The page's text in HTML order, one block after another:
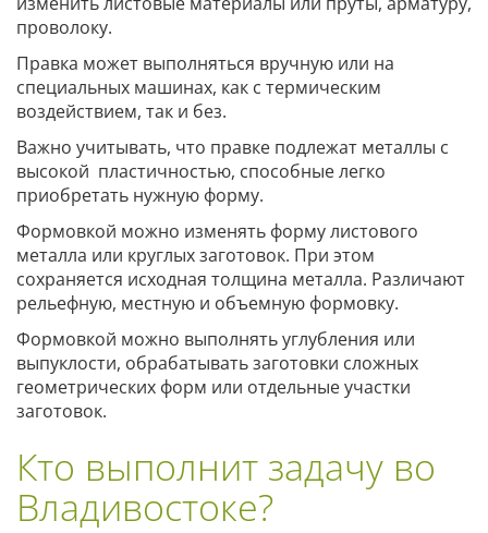
проволоку.
Правка может выполняться вручную или на
специальных машинах, как с термическим
воздействием, так и без.
Важно учитывать, что правке подлежат металлы с
высокой пластичностью, способные легко
приобретать нужную форму.
Формовкой можно изменять форму листового
металла или круглых заготовок. При этом
сохраняется исходная толщина металла. Различают
рельефную, местную и объемную формовку.
Формовкой можно выполнять углубления или
выпуклости, обрабатывать заготовки сложных
геометрических форм или отдельные участки
заготовок.
Кто выполнит задачу во
Владивостоке?